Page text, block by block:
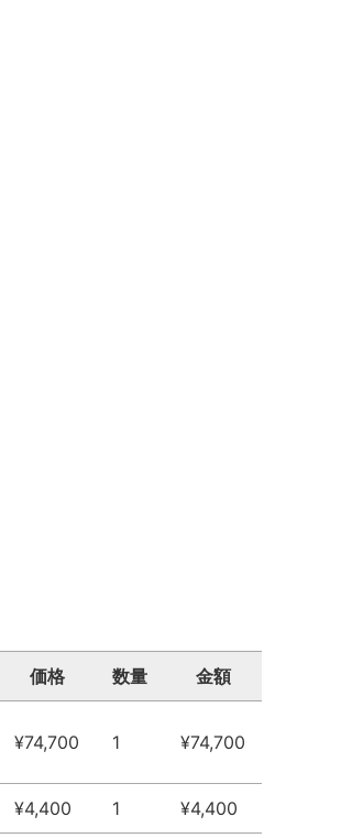
価格 数量 金額
¥74,700 1 ¥74,700
¥4,400 1 ¥4,400